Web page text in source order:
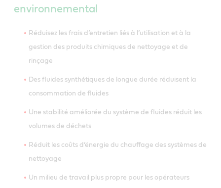
environnemental
Réduisez les frais d’entretien liés à l’utilisation et à la
gestion des produits chimiques de nettoyage et de
rinçage
Des fluides synthétiques de longue durée réduisent la
consommation de fluides
Une stabilité améliorée du système de fluides réduit les
volumes de déchets
Réduit les coûts d’énergie du chauffage des systèmes de
nettoyage
Un milieu de travail plus propre pour les opérateurs